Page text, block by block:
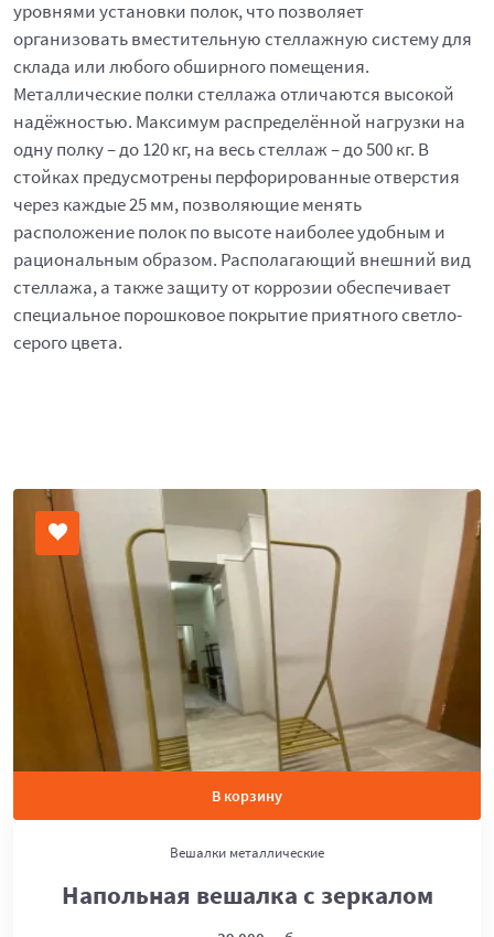
уровнями установки полок, что позволяет
организовать вместительную стеллажную систему для
склада или любого обширного помещения.
Металлические полки стеллажа отличаются высокой
надёжностью. Максимум распределённой нагрузки на
одну полку – до 120 кг, на весь стеллаж – до 500 кг. В
стойках предусмотрены перфорированные отверстия
через каждые 25 мм, позволяющие менять
расположение полок по высоте наиболее удобным и
рациональным образом. Располагающий внешний вид
стеллажа, а также защиту от коррозии обеспечивает
специальное порошковое покрытие приятного светло-
серого цвета.
В корзину
Вешалки металлические
Напольная вешалка с зеркалом